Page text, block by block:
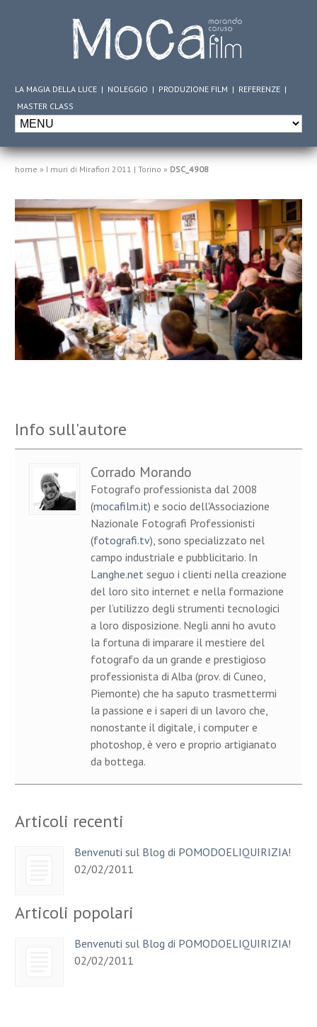
LA MAGIA DELLA LUCE | NOLEGGIO | PRODUZIONE FILM | REFERENZE |
MASTER CLASS
home » I muri di Mirafiori 2011 | Torino » DSC_4908
Info sull'autore
Corrado Morando
Fotografo professionista dal 2008
(mocafilm.it) e socio dell'Associazione
Nazionale Fotografi Professionisti
(fotografi.tv), sono specializzato nel
campo industriale e pubblicitario. In
Langhe.net seguo i clienti nella creazione
del loro sito internet e nella formazione
per l’utilizzo degli strumenti tecnologici
a loro disposizione. Negli anni ho avuto
la fortuna di imparare il mestiere del
fotografo da un grande e prestigioso
professionista di Alba (prov. di Cuneo,
Piemonte) che ha saputo trasmettermi
la passione e i saperi di un lavoro che,
nonostante il digitale, i computer e
photoshop, è vero e proprio artigianato
da bottega.
Articoli recenti
Benvenuti sul Blog di POMODOELIQUIRIZIA!
02/02/2011
Articoli popolari
Benvenuti sul Blog di POMODOELIQUIRIZIA!
02/02/2011